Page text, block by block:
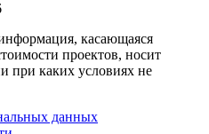
касающаяся
проектов, носит
при каких условиях не
данных